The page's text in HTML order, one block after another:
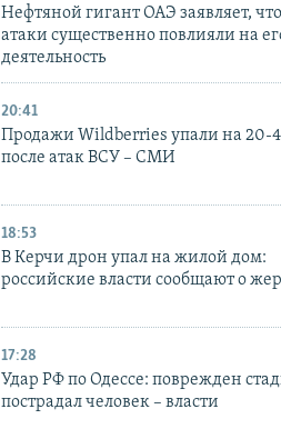
Нефтяной гигант ОАЭ заявляет, что
атаки существенно повлияли на
деятельность
20:41
Продажи Wildberries упали на 20-
после атак ВСУ – СМИ
18:53
В Керчи дрон упал на жилой дом:
российские власти сообщают о
17:28
Удар РФ по Одессе: поврежден
пострадал человек – власти